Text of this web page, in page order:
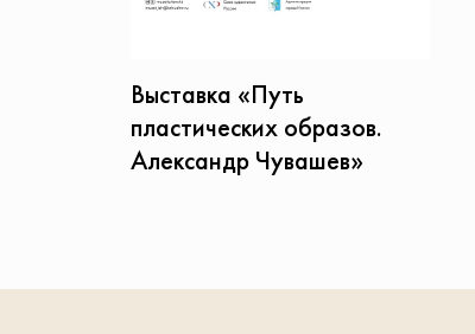
Выставка «Путь
пластических образов.
Александр Чувашев»